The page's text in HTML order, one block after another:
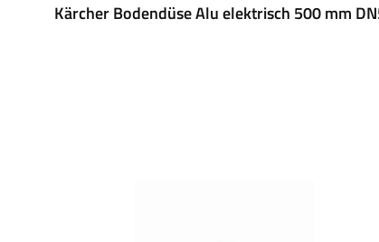
Kärcher Bodendüse Alu elektrisch 500 mm